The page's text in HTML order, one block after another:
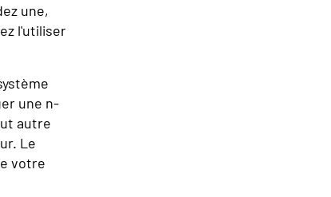
une,
l'utiliser
une n-
autre
Le
votre